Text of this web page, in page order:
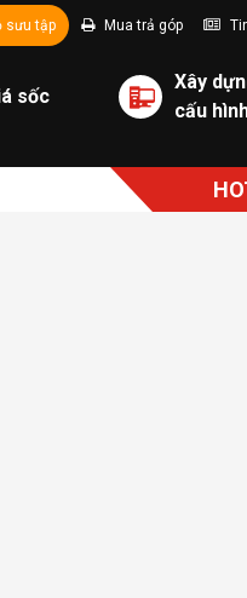
sưu tập Mua trả góp
sốc
Xây
cấu